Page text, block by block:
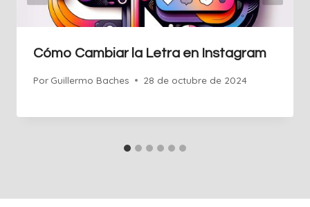
Cómo Cambiar la Letra en Instagram
Por Guillermo Baches 28 de octubre de 2024